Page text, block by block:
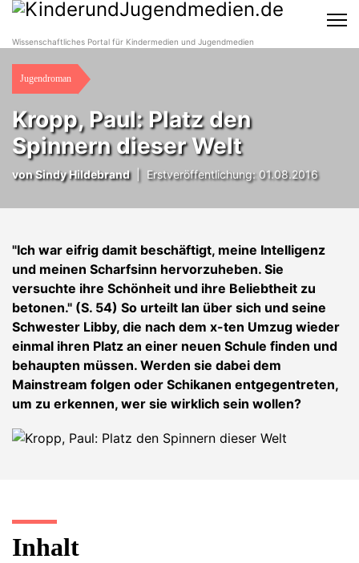
Wissenschaftliches Portal für Kindermedien und Jugendmedien
Jugendroman
Kropp, Paul: Platz den
Spinnern dieser Welt
vonSindy Hildebrand| Erstveröffentlichung: 01.08.2016
"Ich war eifrig damit beschäftigt, meine Intelligenz
und meinen Scharfsinn hervorzuheben. Sie
versuchte ihre Schönheit und ihre Beliebtheit zu
betonen." (S. 54) So urteilt Ian über sich und seine
Schwester Libby, die nach dem x-ten Umzug wieder
einmal ihren Platz an einer neuen Schule finden und
behaupten müssen. Werden sie dabei dem
Mainstream folgen oder Schikanen entgegentreten,
um zu erkennen, wer sie wirklich sein wollen?
Inhalt